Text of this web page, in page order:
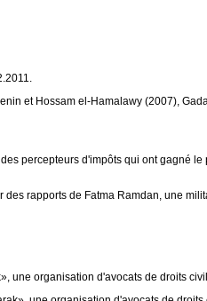
et Hossam el-Hamalawy (2007),
percepteurs d'impôts qui ont gagné
rapports de Fatma Ramdan, une
une organisation d'avocats de droits